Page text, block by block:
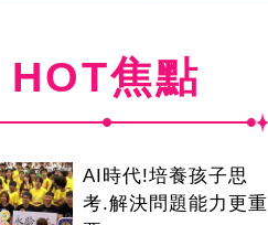
HOT焦點
AI時代!培養孩子思
考.解決問題能力更重